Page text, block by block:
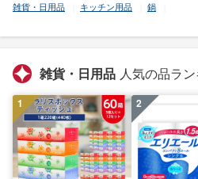
雑貨・日用品 キッチン用品 鍋
雑貨・日用品 人気の品ラ
1 2